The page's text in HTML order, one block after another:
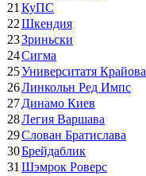
21 КуПС
22Шкендия
23Зриньски
24Сигма
25Университатя Крайова
26Линкольн Ред Импс
27Динамо Киев
28Легия Варшава
29Слован Братислава
30Брейдаблик
31 Шэмрок Роверс